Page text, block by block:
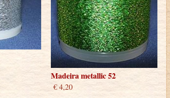
Madeira metallic 52
€ 4,20